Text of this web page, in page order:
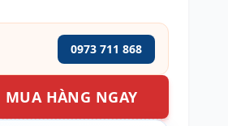
0973 711 868
MUA HÀNG NGAY